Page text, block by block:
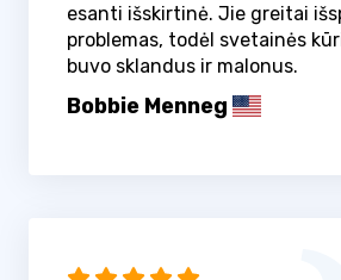
esanti išskirtinė. Jie greitai
problemas, todėl svetainės
buvo sklandus ir malonus.
Bobbie Menneg